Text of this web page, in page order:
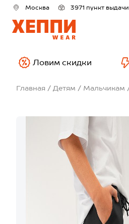
Москва 3971 пункт выдачи
Ловим скидки
Главная Детям Мальчикам